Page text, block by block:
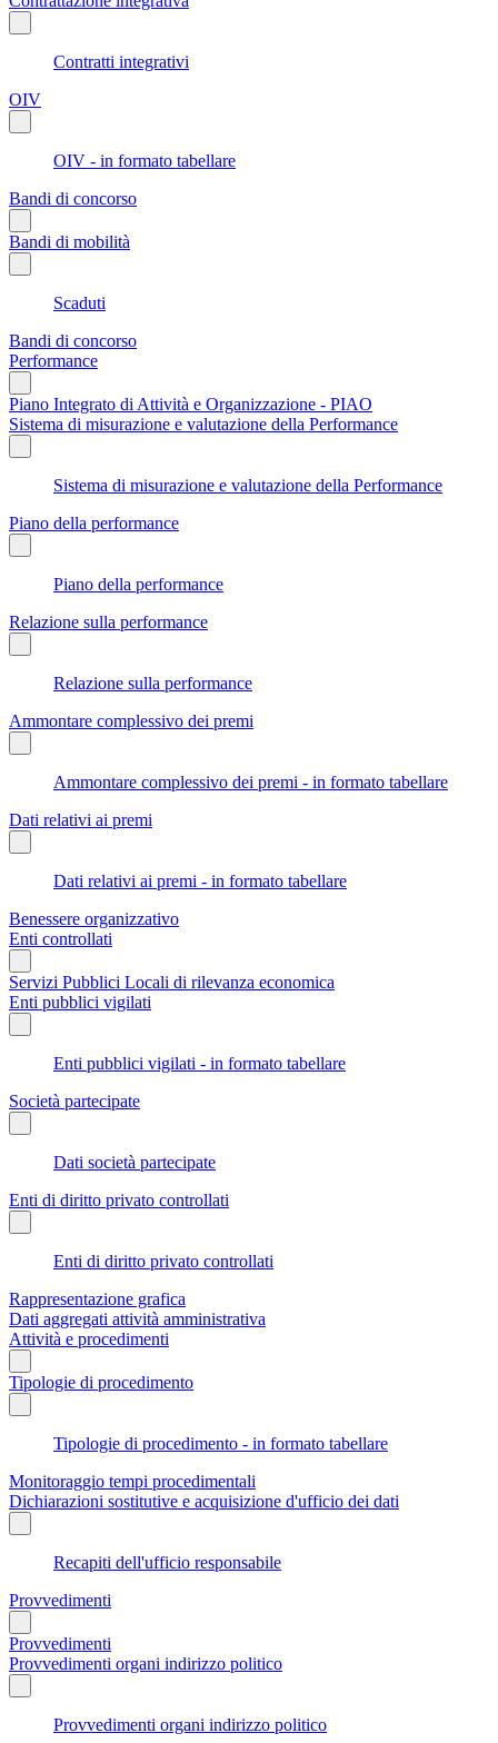
Contratti integrativi
OIV
OIV - in formato tabellare
Bandi di concorso
Bandi di mobilità
Scaduti
Bandi di concorso
Performance
Piano Integrato di Attività e Organizzazione - PIAO
Sistema di misurazione e valutazione della Performance
Sistema di misurazione e valutazione della Performance
Piano della performance
Piano della performance
Relazione sulla performance
Relazione sulla performance
Ammontare complessivo dei premi
Ammontare complessivo dei premi - in formato tabellare
Dati relativi ai premi
Dati relativi ai premi - in formato tabellare
Benessere organizzativo
Enti controllati
Servizi Pubblici Locali di rilevanza economica
Enti pubblici vigilati
Enti pubblici vigilati - in formato tabellare
Società partecipate
Dati società partecipate
Enti di diritto privato controllati
Enti di diritto privato controllati
Rappresentazione grafica
Dati aggregati attività amministrativa
Attività e procedimenti
Tipologie di procedimento
Tipologie di procedimento - in formato tabellare
Monitoraggio tempi procedimentali
Dichiarazioni sostitutive e acquisizione d'ufficio dei dati
Recapiti dell'ufficio responsabile
Provvedimenti
Provvedimenti
Provvedimenti organi indirizzo politico
Provvedimenti organi indirizzo politico